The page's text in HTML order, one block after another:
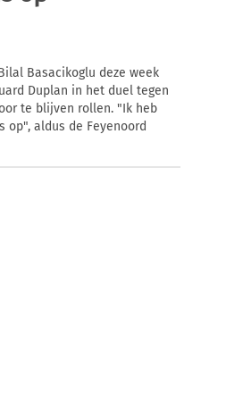
Basacikoglu deze week
Duplan in het duel tegen
te blijven rollen. "Ik heb
op", aldus de Feyenoord